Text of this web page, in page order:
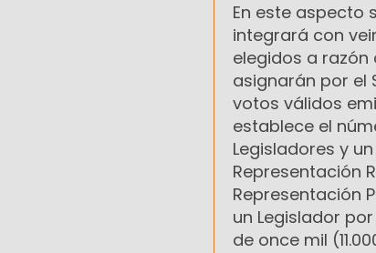
En este aspecto
integrará con
elegidos a razón
asignarán por el
votos válidos
establece el
Legisladores y
Representación
Representación
un Legislador
de once mil